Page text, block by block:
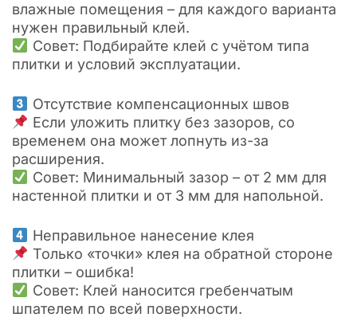
влажные помещения – для каждого варианта
нужен правильный клей.
Совет: Подбирайте клей с учётом типа
плитки и условий эксплуатации.
Отсутствие компенсационных швов
Если уложить плитку без зазоров, со
временем она может лопнуть из-за
расширения.
Совет: Минимальный зазор – от 2 мм для
настенной плитки и от 3 мм для напольной.
Неправильное нанесение клея
Только «точки» клея на обратной стороне
плитки – ошибка!
Совет: Клей наносится гребенчатым
шпателем по всей поверхности.